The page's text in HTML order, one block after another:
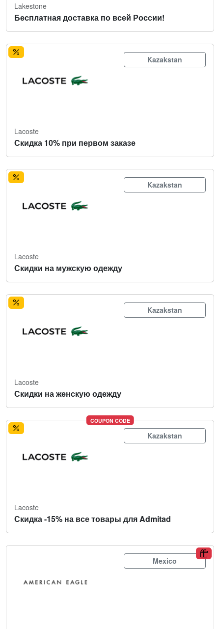
Lakestone
Бесплатная доставка по всей России!
Kazakstan
Lacoste
Скидка 10% при первом заказе
Kazakstan
Lacoste
Скидки на мужскую одежду
Kazakstan
Lacoste
Скидки на женскую одежду
COUPON CODE
Kazakstan
Lacoste
Скидка -15% на все товары для Admitad
Mexico